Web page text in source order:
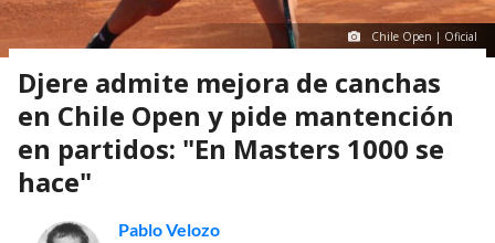
Chile Open | Oficial
Djere admite mejora de canchas
en Chile Open y pide mantención
en partidos: "En Masters 1000 se
hace"
Pablo Velozo